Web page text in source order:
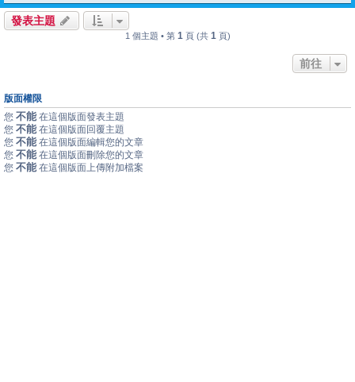
發表主題
1 個主題 • 第 1 頁 (共 1 頁)
前往
版面權限
您 不能 在這個版面發表主題
您 不能 在這個版面回覆主題
您 不能 在這個版面編輯您的文章
您 不能 在這個版面刪除您的文章
您 不能 在這個版面上傳附加檔案